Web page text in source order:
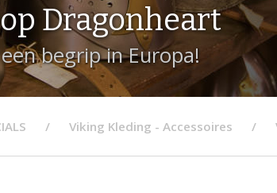
Dragonheart
begrip in Europa!
Viking Kleding - Accessoires